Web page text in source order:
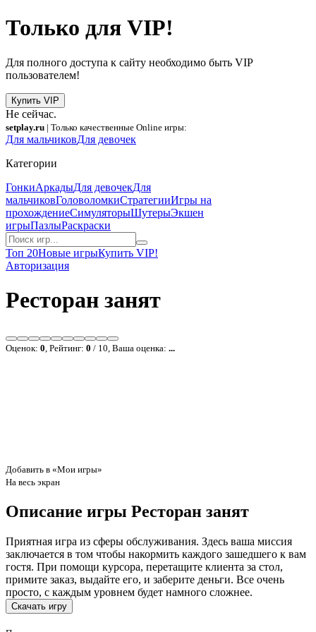
Только для VIP!
Для полного доступа к сайту необходимо быть VIP
пользователем!
Купить VIP
Не сейчас.
setplay.ru | Только качественные Online игры:
Для мальчиковДля девочек
Категории
ГонкиАркадыДля девочекДля
мальчиковГоловоломкиСтратегииИгры на
прохождениеСимуляторыШутерыЭкшен
игрыПазлыРаскраски
Топ 20Новые игрыКупить VIP!
Авторизация
Ресторан занят
Оценок: 0 , Рейтинг: 0 / 10 , Ваша оценка: ...
Добавить в «Мои игры»
На весь экран
Описание игры Ресторан занят
Приятная игра из сферы обслуживания. Здесь ваша миссия
заключается в том чтобы накормить каждого зашедшего к вам
гостя. При помощи курсора, перетащите клиента за стол,
примите заказ, выдайте его, и заберите деньги. Все очень
просто, с каждым уровнем будет намного сложнее.
Скачать игру